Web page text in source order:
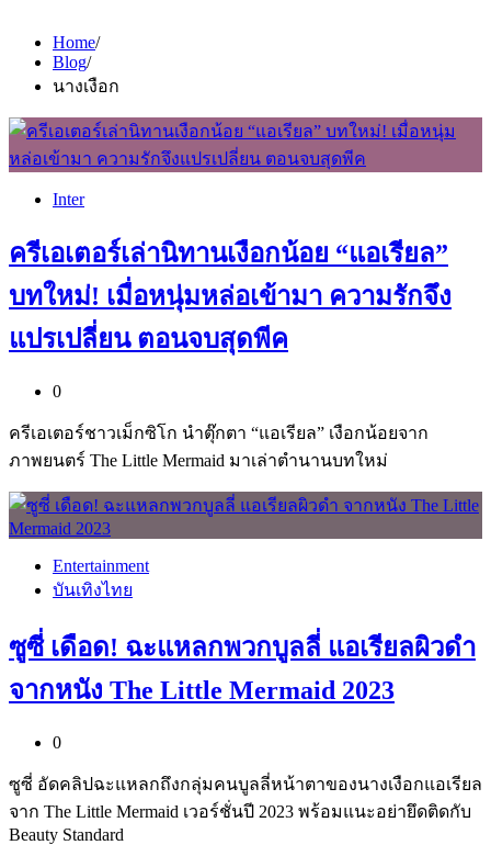
Home
Blog
นางเงือก
Inter
ครีเอเตอร์เล่านิทานเงือกน้อย “แอเรียล”
บทใหม่! เมื่อหนุ่มหล่อเข้ามา ความรักจึง
แปรเปลี่ยน ตอนจบสุดพีค
0
ครีเอเตอร์ชาวเม็กซิโก นำตุ๊กตา “แอเรียล” เงือกน้อยจาก
ภาพยนตร์ The Little Mermaid มาเล่าตำนานบทใหม่
Entertainment
บันเทิงไทย
ซูซี่ เดือด! ฉะแหลกพวกบูลลี่ แอเรียลผิวดำ
จากหนัง The Little Mermaid 2023
0
ซูซี่ อัดคลิปฉะแหลกถึงกลุ่มคนบูลลี่หน้าตาของนางเงือกแอเรียล
จาก The Little Mermaid เวอร์ชั่นปี 2023 พร้อมแนะอย่ายึดติดกับ
Beauty Standard